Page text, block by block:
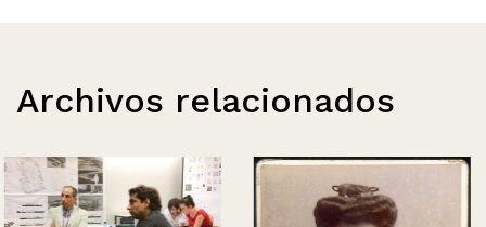
Archivos relacionados